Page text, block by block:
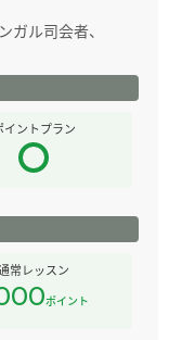
ガル司会者、
イントプラン
常レッスン
ポイント